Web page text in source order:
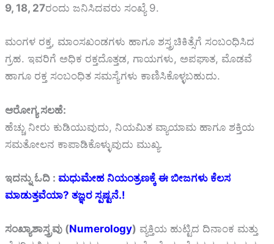
9, 18, 27ರಂದು ಜನಿಸಿದವರು ಸಂಖ್ಯೆ 9.
ಮಂಗಳ ರಕ್ತ, ಮಾಂಸಖಂಡಗಳು ಹಾಗೂ ಶಸ್ತ್ರಚಿಕಿತ್ಸೆಗೆ ಸಂಬಂಧಿಸಿದ
ಗ್ರಹ. ಇವರಿಗೆ ಅಧಿಕ ರಕ್ತದೊತ್ತಡ, ಗಾಯಗಳು, ಅಪಘಾತ, ಮೊಡವೆ
ಹಾಗೂ ರಕ್ತ ಸಂಬಂಧಿತ ಸಮಸ್ಯೆಗಳು ಕಾಣಿಸಿಕೊಳ್ಳಬಹುದು.
ಆರೋಗ್ಯ ಸಲಹೆ:
ಹೆಚ್ಚು ನೀರು ಕುಡಿಯುವುದು, ನಿಯಮಿತ ವ್ಯಾಯಾಮ ಹಾಗೂ ಶಕ್ತಿಯ
ಸಮತೋಲನ ಕಾಪಾಡಿಕೊಳ್ಳುವುದು ಮುಖ್ಯ.
ಇದನ್ನು ಓದಿ : ಮಧುಮೇಹ ನಿಯಂತ್ರಣಕ್ಕೆ ಈ ಬೀಜಗಳು ಕೆಲಸ
ಮಾಡುತ್ತವೆಯಾ? ತಜ್ಞರ ಸ್ಪಷ್ಟನೆ.!
ಸಂಖ್ಯಾಶಾಸ್ತ್ರವು (Numerology) ವ್ಯಕ್ತಿಯ ಹುಟ್ಟಿದ ದಿನಾಂಕ ಮತ್ತು